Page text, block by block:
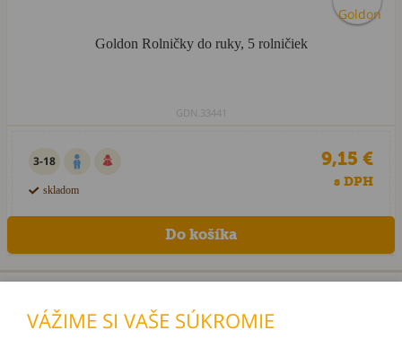
Goldon Rolničky do ruky, 5 rolničiek
GDN.33441
3-18
skladom
9,15 €
s DPH
1
VÁŽIME SI VAŠE SÚKROMIE